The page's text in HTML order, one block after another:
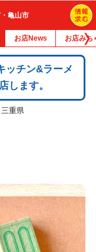
亀山市
お店News お店みち
ッチン&ラーメ
します。
三重県